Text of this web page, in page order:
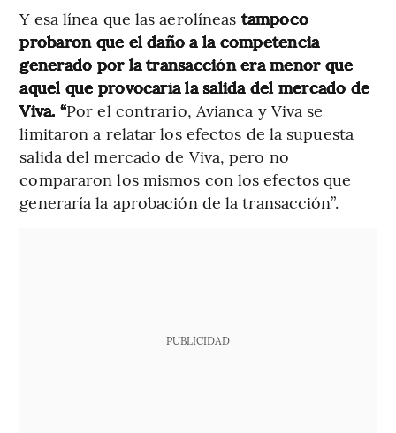
Y esa línea que las aerolíneas tampoco
probaron que el daño a la competencia
generado por la transacción era menor que
aquel que provocaría la salida del mercado de
Viva. “Por el contrario, Avianca y Viva se
limitaron a relatar los efectos de la supuesta
salida del mercado de Viva, pero no
compararon los mismos con los efectos que
generaría la aprobación de la transacción”.
PUBLICIDAD